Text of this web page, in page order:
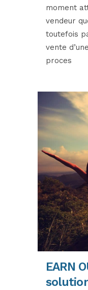
moment
vendeur
toutefois
vente
proces
EARN